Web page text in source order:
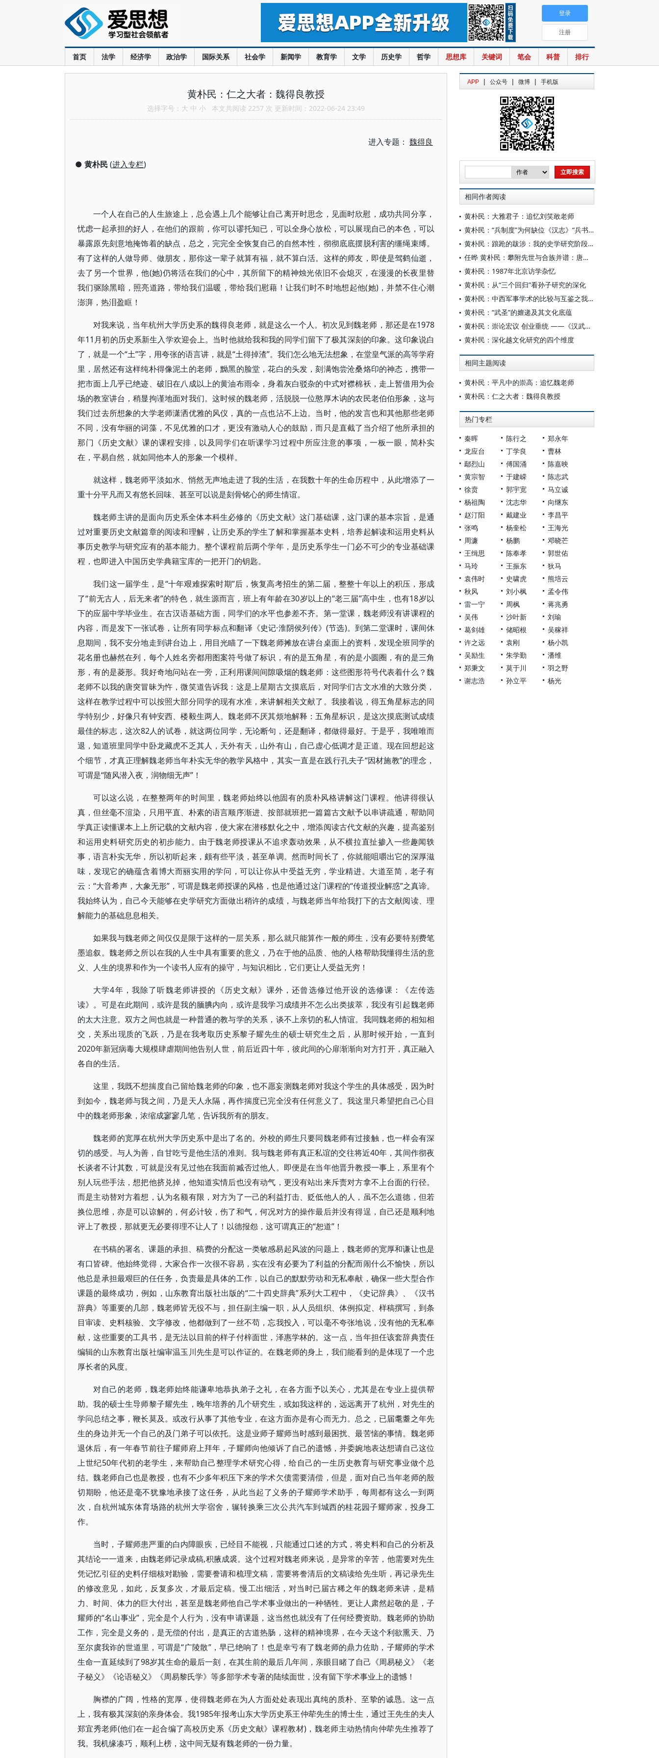
首页 法学 经济学 政治学 国际关系 社会学 新闻学 教育学 文学 历史学 哲学 思想库 关键词 笔会 科普 排行
登录
注册
黄朴民：仁之大者：魏得良教授
选择字号： 大 中 小 本文共阅读 2257 次 更新时间：2022-06-24 23:49
进入专题： 魏得良
● 黄朴民(进入专栏)
一个人在自己的人生旅途上，总会遇上几个能够让自己离开时思念，见面时欣慰，成功共同分享，
忧虑一起承担的好人，在他们的跟前，你可以谬托知已，可以全身心放松，可以展现自己的本色，可以
暴露原先刻意地掩饰着的缺点，总之，完完全全恢复自己的自然本性，彻彻底底摆脱利害的缰绳束缚。
有了这样的人做导师、做朋友，那你这一辈子就算有福，就不算白活。这样的师友，即使是驾鹤仙逝，
去了另一个世界，他(她)仍将活在我们的心中，其所留下的精神烛光依旧不会熄灭，在漫漫的长夜里替
我们驱除黑暗，照亮道路，带给我们温暖，带给我们慰藉！让我们时不时地想起他(她)，并禁不住心潮
澎湃，热泪盈眶！
对我来说，当年杭州大学历史系的魏得良老师，就是这么一个人。初次见到魏老师，那还是在1978
年11月初的历史系新生入学欢迎会上。当时他就给我和我的同学们留下了极其深刻的印象。这印象说白
了，就是一个“土”字，用夸张的语言讲，就是“土得掉渣”。我们怎么地无法想象，在堂皇气派的高等学府
里，居然还有这样纯朴得像泥土的老师，黝黑的脸堂，花白的头发，刻满饱尝沧桑烙印的神态，携带一
把市面上几乎已绝迹、破旧在八成以上的黄油布雨伞，身着灰白驳杂的中式对襟棉袄，走上暂借用为会
场的教室讲台，稍显拘谨地面对我们。这时候的魏老师，活脱脱一位憨厚木讷的农民老伯伯形象，这与
我们过去所想象的大学老师潇洒优雅的风仪，真的一点也沾不上边。当时，他的发言也和其他那些老师
不同，没有华丽的词藻，不见优雅的口才，更没有激动人心的鼓励，而只是直截了当介绍了他所承担的
那门《历史文献》课的课程安排，以及同学们在听课学习过程中所应注意的事项，一板一眼，简朴实
在，平易自然，就如同他本人的形象一个模样。
就这样，魏老师平淡如水、悄然无声地走进了我的生活，在我数十年的生命历程中，从此增添了一
重十分平凡而又有悠长回味、甚至可以说是刻骨铭心的师生情谊。
魏老师主讲的是面向历史系全体本科生必修的《历史文献》这门基础课，这门课的基本宗旨，是通
过对重要历史文献篇章的阅读和理解，让历史系的学生了解和掌握基本史料，培养起解读和运用史料从
事历史教学与研究应有的基本能力。整个课程前后两个学年，是历史系学生一门必不可少的专业基础课
程，也即进入中国历史学典籍宝库的一把开门的钥匙。
我们这一届学生，是“十年艰难探索时期”后，恢复高考招生的第二届，整整十年以上的积压，形成
了“前无古人，后无来者”的特色，就生源而言，班上有年龄在30岁以上的“老三届”高中生，也有18岁以
下的应届中学毕业生。在古汉语基础方面，同学们的水平也参差不齐。第一堂课，魏老师没有讲课程的
内容，而是发下一张试卷，让所有同学标点和翻译《史记·淮阴侯列传》(节选)。到第二堂课时，课间休
息期间，我不安分地走到讲台边上，用目光瞄了一下魏老师摊放在讲台桌面上的资料，发现全班同学的
花名册也赫然在列，每个人姓名旁都用图案符号做了标识，有的是五角星，有的是小圆圈，有的是三角
形，有的是菱形。我好奇地问站在一旁，正利用课间间隙吸烟的魏老师：这些图形符号代表着什么？魏
老师不以我的唐突冒昧为忤，微笑道告诉我：这是上星期古文摸底后，对同学们古文水准的大致分类，
这样在教学过程中可以按照大部分同学的现有水准，来讲解相关文献了。我接着说，得五角星标志的同
学特别少，好像只有钟安西、楼毅生两人。魏老师不厌其烦地解释：五角星标识，是这次摸底测试成绩
最佳的标志，这次82人的试卷，就这两位同学，无论断句，还是翻译，都做得最好。于是乎，我唯唯而
退，知道班里同学中卧龙藏虎不乏其人，天外有天，山外有山，自己虚心低调才是正道。现在回想起这
个细节，才真正理解魏老师当年朴实无华的教学风格中，其实一直是在践行孔夫子“因材施教”的理念，
可谓是“随风潜入夜，润物细无声”！
可以这么说，在整整两年的时间里，魏老师始终以他固有的质朴风格讲解这门课程。他讲得很认
真，但丝毫不渲染，只用平直、朴素的语言顺序渐进、按部就班把一篇篇古文献予以串讲疏通，帮助同
学真正读懂课本上上所记载的文献内容，使大家在潜移默化之中，增添阅读古代文献的兴趣，提高鉴别
和运用史料研究历史的初步能力。由于魏老师授课从不追求轰动效果，从不横拉直扯掺入一些趣闻轶
事，语言朴实无华，所以初听起来，颇有些平淡，甚至单调。然而时间长了，你就能咀嚼出它的深厚滋
味，发现它的确蕴含着博大而丽实用的学问，可以让你从中受益无穷，学业精进。大道至简，老子有
云：“大音希声，大象无形”，可谓是魏老师授课的风格，也是他通过这门课程的“传道授业解惑”之真谛。
我始终认为，自己今天能够在史学研究方面做出稍许的成绩，与魏老师当年给我打下的古文献阅读、理
解能力的基础息息相关。
如果我与魏老师之间仅仅是限于这样的一层关系，那么就只能算作一般的师生，没有必要特别费笔
墨追叙。魏老师之所以在我的人生中具有重要的意义，乃在于他的品质、他的人格帮助我懂得生活的意
义、人生的境界和作为一个读书人应有的操守，与知识相比，它们更让人受益无穷！
大学4年，我除了听魏老师讲授的《历史文献》课外，还曾选修过他开设的选修课：《左传选
读》。可是在此期间，或许是我的腼腆内向，或许是我学习成绩并不怎么出类拔萃，我没有引起魏老师
的太大注意。双方之间也就是一种普通的教与学的关系，谈不上亲切的私人情谊。我同魏老师的相知相
交，关系出现质的飞跃，乃是在我考取历史系黎子耀先生的硕士研究生之后，从那时候开始，一直到
2020年新冠病毒大规模肆虐期间他告别人世，前后近四十年，彼此间的心扉渐渐向对方打开，真正融入
各自的生活。
这里，我既不想揣度自己留给魏老师的印象，也不愿妄测魏老师对我这个学生的具体感受，因为时
到如今，魏老师与我之间，乃是天人永隔，再作揣度已完全没有任何意义了。我这里只希望把自己心目
中的魏老师形象，浓缩成寥寥几笔，告诉我所有的朋友。
魏老师的宽厚在杭州大学历史系中是出了名的。外校的师生只要同魏老师有过接触，也一样会有深
切的感受。与人为善，自甘吃亏是他生活的准则。我与魏老师有真正私谊的交往将近40年，其间作彻夜
长谈者不计其数，可就是没有见过他在我面前臧否过他人。即便是在当年他晋升教授一事上，系里有个
别人玩些手法，想把他挤兑掉，他知道实情后也没有动气，更没有站出来斥责对方拿不上台面的行径。
而是主动替对方着想，认为名额有限，对方为了一己的利益打击、贬低他人的人，虽不怎么道德，但若
换位思维，亦是可以谅解的，何必计较，伤了和气，何况对方的操作最后并没有得逞，自己还是顺利地
评上了教授，那就更无必要得理不让人了！以德报怨，这可谓真正的“恕道”！
在书稿的署名、课题的承担、稿费的分配这一类敏感易起风波的问题上，魏老师的宽厚和谦让也是
有口皆碑。他始终觉得，大家合作一次很不容易，实在没有必要为了利益的分配而闹什么不愉快，所以
他总是承担最艰巨的任任务，负责最是具体的工作，以自己的默默劳动和无私奉献，确保一些大型合作
课题的最终成功，例如，山东教育出版社出版的“二十四史辞典”系列大工程中，《史记辞典》、《汉书
辞典》等重要的几部，魏老师皆无役不与，担任副主编一职，从人员组织、体例拟定、样稿撰写，到条
目审读、史料核验、文字修改，他都做到了一丝不苟，忘我投入，可以毫不夸张地说，没有他的无私奉
献，这些重要的工具书，是无法以目前的样子付梓面世，泽惠学林的。这一点，当年担任该套辞典责任
编辑的山东教育出版社编审温玉川先生是可以作证的。在魏老师的身上，我们能看到的是体现了一个忠
厚长者的风度。
对自己的老师，魏老师始终能谦卑地恭执弟子之礼，在各方面予以关心，尤其是在专业上提供帮
助。我的硕士生导师黎子耀先生，晚年培养的几个研究生，或如我这样的，远远离开了杭州，对先生的
学问总结之事，鞭长莫及。或改行从事了其他专业，在这方面亦是有心而无力。总之，已届耄耋之年先
生的身边并无一个自己的及门弟子可以依托。这是业师子耀师当时感到最困扰、最苦恼的事情。魏老师
退休后，有一年春节前往子耀师府上拜年，子耀师向他倾诉了自己的遗憾，并委婉地表达想请自己这位
上世纪50年代初的老学生，来帮助自己整理学术研究心得，给自己的一生历史教育与研究事业做个总
结。魏老师自己也是教授，也有不少多年积压下来的学术欠债需要清偿，但是，面对自己当年老师的殷
切期盼，他还是毫不犹豫地承接了这任务，从此当起了义务的子耀师学术助手，每周都有这么一到两
次，自杭州城东体育场路的杭州大学宿舍，辗转换乘三次公共汽车到城西的桂花园子耀师家，投身工
作。
当时，子耀师患严重的白内障眼疾，已经目不能视，只能通过口述的方式，将史料和自己的分析及
其结论一一道来，由魏老师记录成稿,积腋成裘。这个过程对魏老师来说，是异常的辛苦，他需要对先生
凭记忆引征的史料仔细核对勘验，需要誊请和梳理文稿，需要将誊清后的文稿读给先生听，再记录先生
的修改意见，如此，反复多次，才最后定稿。慢工出细活，对当时已届古稀之年的魏老师来讲，是精
力、时间、体力的巨大付出，甚至是魏老师他自己学术事业做出的一种牺牲。更让人肃然起敬的是，子
耀师的“名山事业”，完全是个人行为，没有申请课题，这当然也就没有了任何经费资助。魏老师的协助
工作，完全是义务的，是无偿的付出，是真正的古道热肠，这样的精神境界，在今天这个利欲熏天、乃
至尔虞我诈的世道里，可谓是“广陵散”，早已绝响了！也是幸亏有了魏老师的鼎力佐助，子耀师的学术
生命一直延续到了98岁其生命的最后一刻，在其生前的最后几年间，亲眼目睹了自己《周易秘义》《老
子秘义》《论语秘义》《周易黎氏学》等多部学术专著的陆续面世，没有留下学术事业上的遗憾！
胸襟的广阔，性格的宽厚，使得魏老师在为人方面处处表现出真纯的质朴、至挚的诚恳。这一点
上，我有极其深刻的亲身体会。我1985年报考山东大学历史系王仲荦先生的博士生，通过王先生的夫人
郑宜秀老师(他们在一起合编了高校历史系《历史文献》课程教材)，魏老师主动热情向仲荦先生推荐了
我。我机缘凑巧，顺利上榜，这中间无疑有魏老师的一份力量。
APP | 公众号 | 微博 | 手机版
相同作者阅读
黄朴民：大雅君子：追忆刘笑敢老师
黄朴民：“兵制度”为何缺位《汉志》“兵书略”
黄朴民：踉跄的跋涉：我的史学研究阶段性回顾
任晔 黄朴民：攀附先世与合族并谱：唐宋时期孙武世系生成考
黄朴民：1987年北京访学杂忆
黄朴民：从“三个回归”看孙子研究的深化
黄朴民：中西军事学术的比较与互鉴之我见
黄朴民：“武圣”的嬗递及其文化底蕴
黄朴民：崇论宏议 创业垂统 ——《汉武帝评传》简议
黄朴民：深化越文化研究的四个维度
相同主题阅读
黄朴民：平凡中的崇高：追忆魏老师
黄朴民：仁之大者：魏得良教授
热门专栏
秦晖 陈行之
郑永年
龙应台
丁学良
曹林
鄢烈山
傅国涌
陈嘉映
黄宗智
于建嵘
陈志武
徐贲
郭宇宽
马立诚
杨祖陶
沈志华
向继东
赵汀阳
戴建业
李昌平
张鸣
杨奎松
王海光
周濂
杨鹏
邓晓芒
王缉思
陈奉孝
郭世佑
马玲
王振东
狄马
袁伟时
史啸虎
熊培云
秋风
刘小枫
孟令伟
雷一宁
周枫
蒋兆勇
吴伟
沙叶新
刘瑜
葛剑雄
储昭根
吴稼祥
许之远
袁刚
杨小凯
吴励生
朱学勤
潘维
郑秉文
莫于川
羽之野
谢志浩
孙立平 杨光